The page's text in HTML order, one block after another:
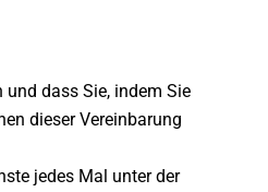
dass Sie, indem Sie
dieser Vereinbarung
jedes Mal unter der